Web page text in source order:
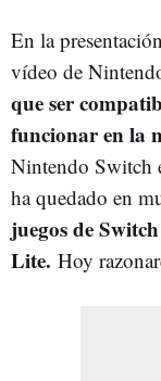
En la
vídeo de
que ser
funcionar en la
Nintendo Switch
ha quedado en
juegos de
Lite. Hoy